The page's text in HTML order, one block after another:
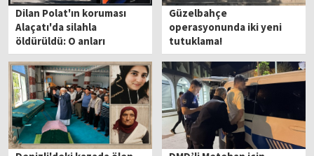
Dilan Polat'ın koruması
Alaçatı'da silahla
öldürüldü: O anları
paylaştı
Güzelbahçe
operasyonunda iki yeni
tutuklama!